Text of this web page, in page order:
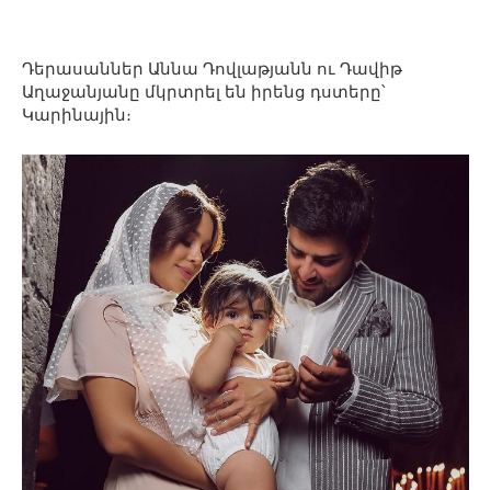
Դերասաններ Աննա Դովլաթյանն ու Դավիթ
Աղաջանյանը մկրտրել են իրենց դստերը՝
Կարինային։